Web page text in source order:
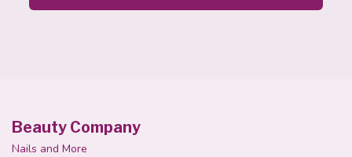
Beauty Company
Nails and More